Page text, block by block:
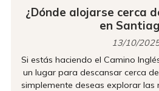
¿Dónde alojarse cerca
en
13/10/
Si estás haciendo el Camino
un lugar para descansar cerca
simplemente deseas explorar las